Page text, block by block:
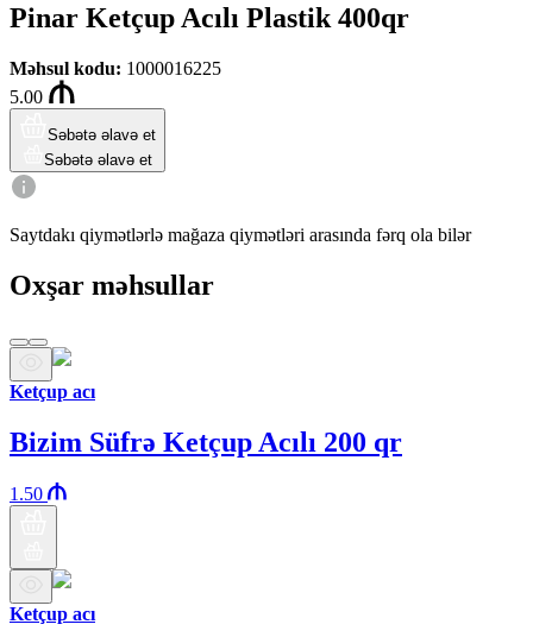
Pinar Ketçup Acılı Plastik 400qr
Məhsul kodu: 1000016225
5.00
Səbətə əlavə et
Səbətə əlavə et
Saytdakı qiymətlərlə mağaza qiymətləri arasında fərq ola bilər
Oxşar məhsullar
Ketçup acı
Bizim Süfrə Ketçup Acılı 200 qr
1.50
Ketçup acı